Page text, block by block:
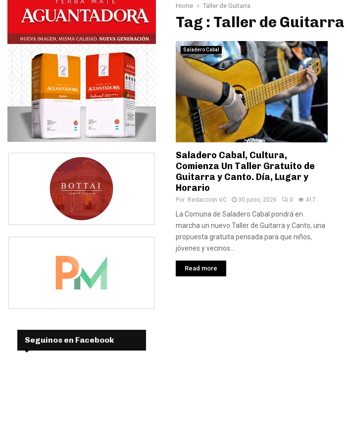
Home Taller de Guitarra
Tag : Taller de Guitarra
Saladero Cabal
Saladero Cabal, Cultura,
Comienza Un Taller Gratuito de
Guitarra y Canto. Día, Lugar y
Horario
Por: Redaccion VC 30 junio, 2026 0 417
La Comuna de Saladero Cabal pondrá en
marcha un nuevo Taller de Guitarra y Canto, una
propuesta gratuita pensada para que niños,
jóvenes y vecinos...
Read more
Seguinos en Facebook